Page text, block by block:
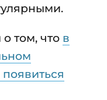
том, что в